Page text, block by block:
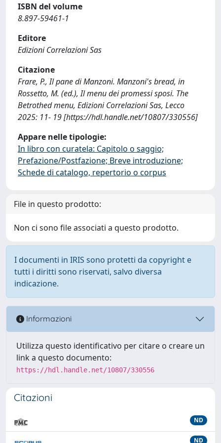
ISBN del volume
8.897-59461-1
Editore
Edizioni Correlazioni Sas
Citazione
Frare, P., Il pane di Manzoni. Manzoni's bread, in
Rossetto, M. (ed.), Il menu dei promessi sposi. The
Betrothed menu, Edizioni Correlazioni Sas, Lecco
2025: 11- 19 [https://hdl.handle.net/10807/330556]
Appare nelle tipologie:
In libro con curatela: Capitolo o saggio;
Prefazione/Postfazione; Breve introduzione;
Schede di catalogo, repertorio o corpus
File in questo prodotto:
Non ci sono file associati a questo prodotto.
I documenti in IRIS sono protetti da copyright e
tutti i diritti sono riservati, salvo diversa
indicazione.
Informazioni
Utilizza questo identificativo per citare o creare un
link a questo documento:
https://hdl.handle.net/10807/330556
Citazioni
ND
ND